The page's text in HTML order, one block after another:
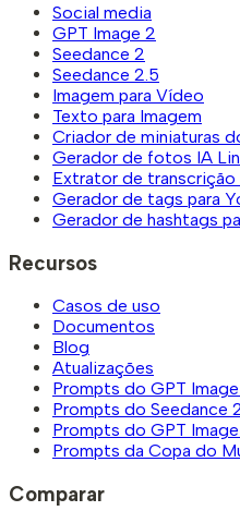
Social media
GPT Image 2
Seedance 2
Seedance 2.5
Imagem para Vídeo
Texto para Imagem
Criador de miniaturas
Gerador de fotos IA
Extrator de
Gerador de tags para
Gerador de hashtags
Recursos
Casos de uso
Documentos
Blog
Atualizações
Prompts do GPT
Prompts do Seedance
Prompts do GPT
Prompts da Copa do
Comparar